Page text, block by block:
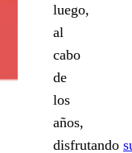
luego,
al
cabo
de
los
años,
disfrutando